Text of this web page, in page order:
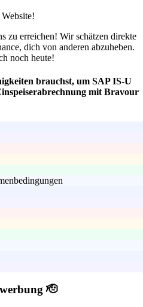
zu erreichen! Wir schätzen direkte
dich von anderen abzuheben.
noch heute!
brauchst, um SAP IS-U
mit Bravour
🫡